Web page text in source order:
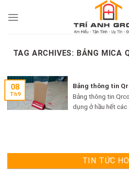
TAG ARCHIVES: BẢNG MICA
Bảng thông tin
Bảng thông tin
dụng ở hầu hết các
08
Th9
TIN TỨC